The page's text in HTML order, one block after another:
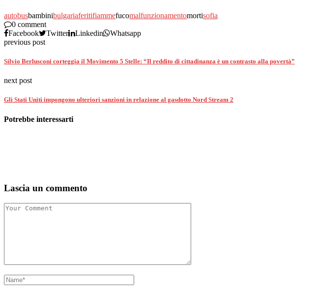
autobusbambinibulgariaferitifiammefucomalfunzionamentomortisofia
0 comment
Facebook
Twitter Linkedin
Whatsapp
previous post
Silvio Berlusconi corteggia il Movimento 5 Stelle: “Il reddito di cittadinanza è un contrasto alla povertà”
next post
Gli Stati Uniti impongono ulteriori sanzioni in relazione al gasdotto Nord Stream 2
Potrebbe interessarti
Lascia un commento